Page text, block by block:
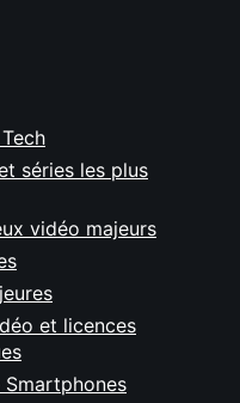
séries les plus
vidéo majeurs
et licences